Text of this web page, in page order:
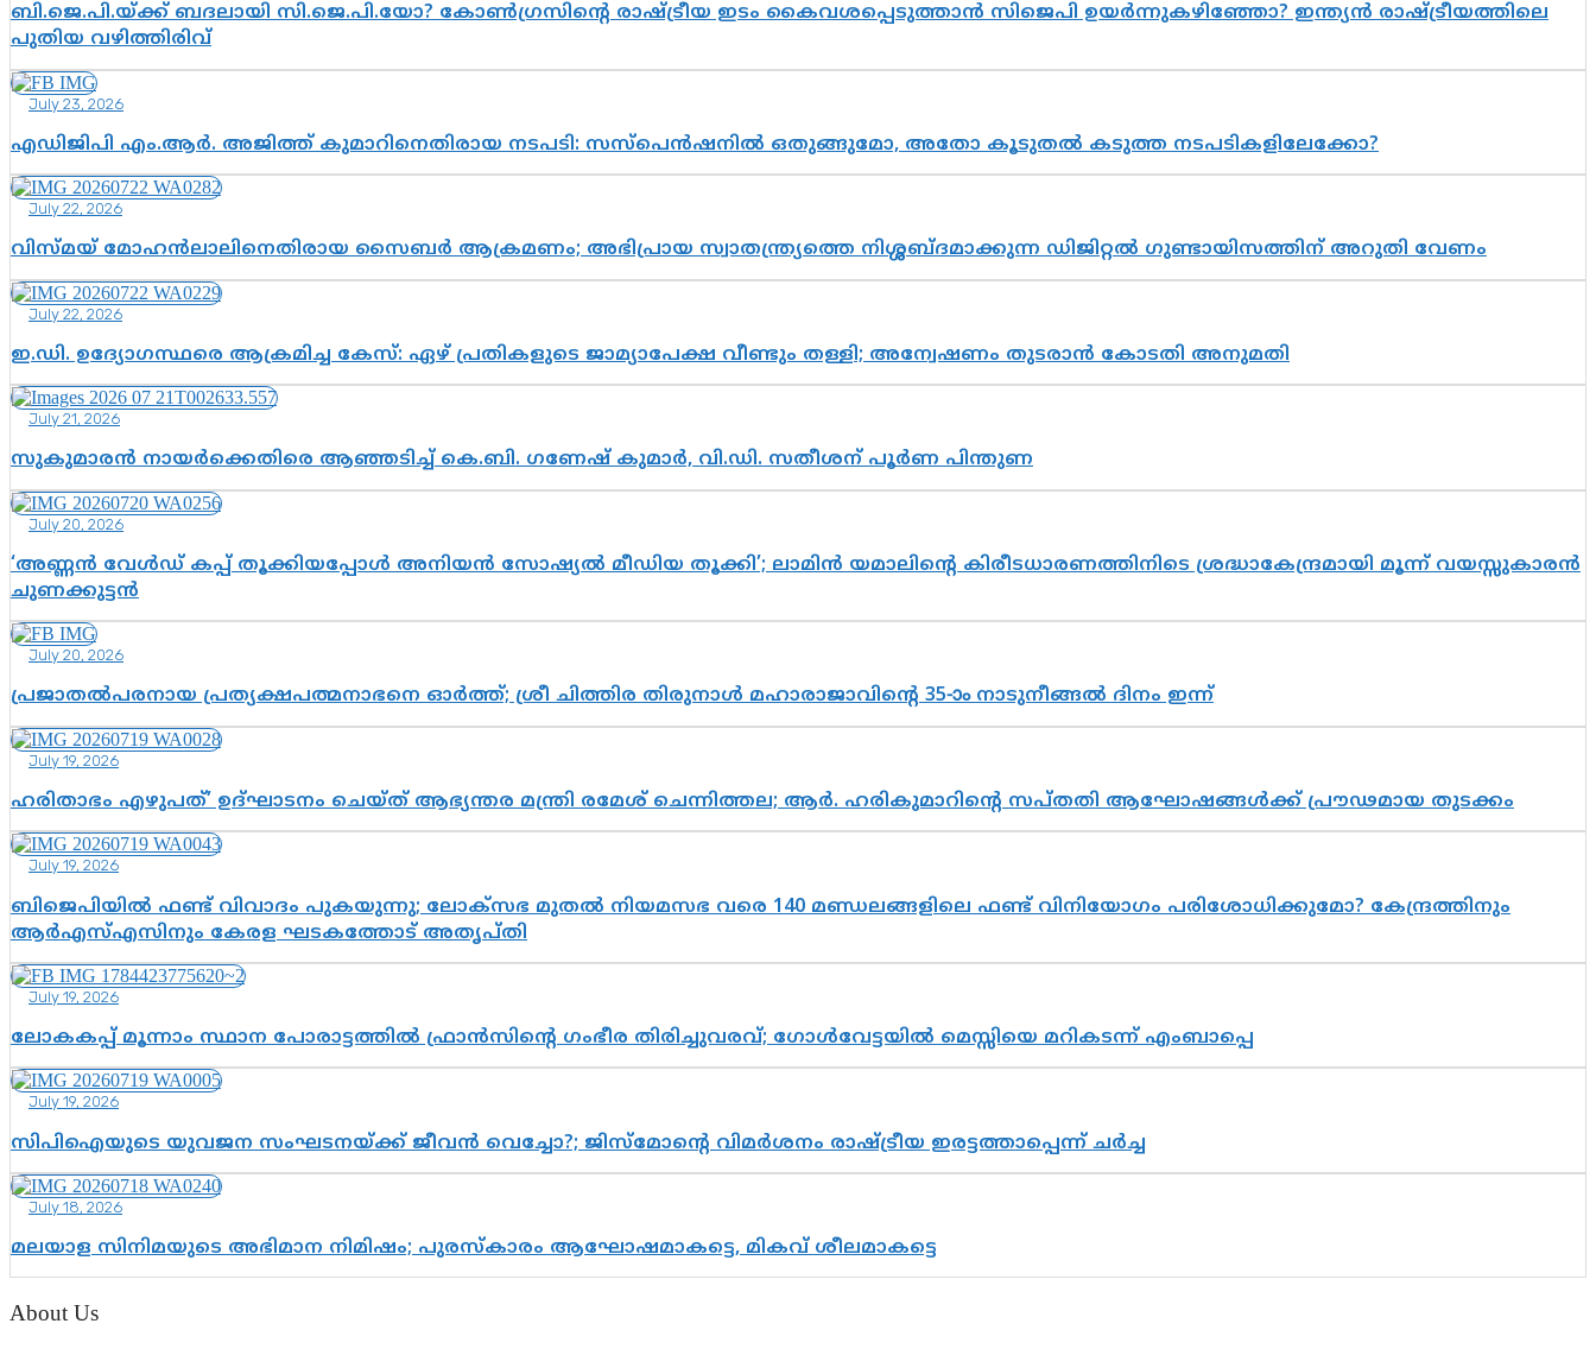
ബി.ജെ.പി.യ്ക്ക് ബദലായി സി.ജെ.പി.യോ? കോൺഗ്രസിന്റെ രാഷ്ട്രീയ ഇടം കൈവശപ്പെടുത്താൻ സിജെപി ഉയർന്നുകഴിഞ്ഞോ? ഇന്ത്യൻ രാഷ്ട്രീയത്തിലെ
പുതിയ വഴിത്തിരിവ്
July 23, 2026
എഡിജിപി എം.ആർ. അജിത്ത് കുമാറിനെതിരായ നടപടി: സസ്പെൻഷനിൽ ഒതുങ്ങുമോ, അതോ കൂടുതൽ കടുത്ത നടപടികളിലേക്കോ?
July 22, 2026
വിസ്മയ് മോഹൻലാലിനെതിരായ സൈബർ ആക്രമണം; അഭിപ്രായ സ്വാതന്ത്ര്യത്തെ നിശ്ശബ്ദമാക്കുന്ന ഡിജിറ്റൽ ഗുണ്ടായിസത്തിന് അറുതി വേണം
July 22, 2026
ഇ.ഡി. ഉദ്യോഗസ്ഥരെ ആക്രമിച്ച കേസ്: ഏഴ് പ്രതികളുടെ ജാമ്യാപേക്ഷ വീണ്ടും തള്ളി; അന്വേഷണം തുടരാൻ കോടതി അനുമതി
July 21, 2026
സുകുമാരൻ നായർക്കെതിരെ ആഞ്ഞടിച്ച് കെ.ബി. ഗണേഷ് കുമാർ, വി.ഡി. സതീശന് പൂർണ പിന്തുണ
July 20, 2026
‘അണ്ണൻ വേൾഡ് കപ്പ് തൂക്കിയപ്പോൾ അനിയൻ സോഷ്യൽ മീഡിയ തൂക്കി’; ലാമിൻ യമാലിന്റെ കിരീടധാരണത്തിനിടെ ശ്രദ്ധാകേന്ദ്രമായി മൂന്ന് വയസ്സുകാരൻ
ചുണക്കുട്ടൻ
July 20, 2026
പ്രജാതൽപരനായ പ്രത്യക്ഷപത്മനാഭനെ ഓർത്ത്; ശ്രീ ചിത്തിര തിരുനാൾ മഹാരാജാവിന്റെ 35-ാം നാടുനീങ്ങൽ ദിനം ഇന്ന്
July 19, 2026
ഹരിതാഭം എഴുപത്’ ഉദ്ഘാടനം ചെയ്ത് ആഭ്യന്തര മന്ത്രി രമേശ് ചെന്നിത്തല; ആർ. ഹരികുമാറിന്റെ സപ്തതി ആഘോഷങ്ങൾക്ക് പ്രൗഢമായ തുടക്കം
July 19, 2026
ബിജെപിയിൽ ഫണ്ട് വിവാദം പുകയുന്നു; ലോക്സഭ മുതൽ നിയമസഭ വരെ 140 മണ്ഡലങ്ങളിലെ ഫണ്ട് വിനിയോഗം പരിശോധിക്കുമോ? കേന്ദ്രത്തിനും
ആർഎസ്എസിനും കേരള ഘടകത്തോട് അതൃപ്തി
July 19, 2026
ലോകകപ്പ് മൂന്നാം സ്ഥാന പോരാട്ടത്തിൽ ഫ്രാൻസിന്റെ ഗംഭീര തിരിച്ചുവരവ്; ഗോൾവേട്ടയിൽ മെസ്സിയെ മറികടന്ന് എംബാപ്പെ
July 19, 2026
സിപിഐയുടെ യുവജന സംഘടനയ്ക്ക് ജീവൻ വെച്ചോ?; ജിസ്മോന്റെ വിമർശനം രാഷ്ട്രീയ ഇരട്ടത്താപ്പെന്ന് ചർച്ച
July 18, 2026
മലയാള സിനിമയുടെ അഭിമാന നിമിഷം; പുരസ്‌കാരം ആഘോഷമാകട്ടെ, മികവ് ശീലമാകട്ടെ
About Us